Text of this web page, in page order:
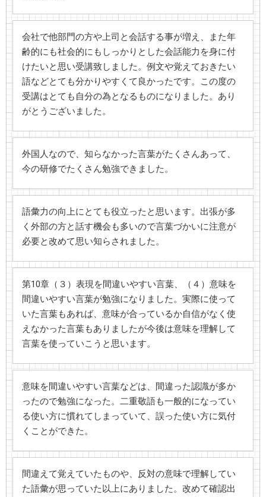
会社で他部門の方や上司と会話する事が増え、また年
齢的にも社会的にもしっかりとした会話能力を身に付
けたいと思い受講致しました。例文や覚えておきたい
語などとても分かりやすくて良かったです。この度の
受講はとても自分の為となるものになりました。あり
がとうございました。
外国人なので、知らなかった言葉がたくさんあって、
今の研修でたくさん勉強できました。
語彙力の向上にとても役立ったと思います。出張が多
く外部の方と話す機会も多いので言葉づかいに注意が
必要と改めて思い知らされました。
第10章（３）表現を間違いやすい言葉、（４）意味を
間違いやすい言葉が勉強になりました。実際に使って
いた言葉もあれば、意味が合っているか自信がなく使
えなかった言葉もありましたが今後は意味を理解して
言葉を使っていこうと思います。
意味を間違いやすい言葉などは、間違った認識が多か
ったので勉強になった。二重敬語も一般的になってい
る使い方に慣れてしまっていて、誤った使い方に気付
くことができた。
間違えて覚えていたものや、反対の意味で理解してい
た語彙が思っていた以上にありました。改めて確認出